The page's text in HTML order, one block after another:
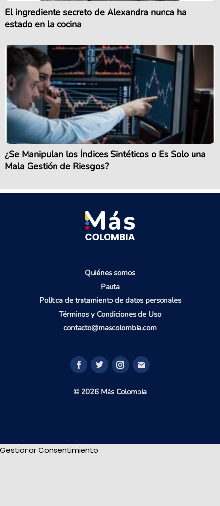
El ingrediente secreto de Alexandra nunca ha
estado en la cocina
¿Se Manipulan los Índices Sintéticos o Es Solo una
Mala Gestión de Riesgos?
Quiénes somos
Pauta
Política de tratamiento de datos personales
Términos y Condiciones de Uso
contacto@mascolombia.com
© 2026 Más Colombia
Gestionar Consentimiento